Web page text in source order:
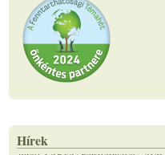
Hírek
Tájékoztatás
Felhívás
2026 július 02.